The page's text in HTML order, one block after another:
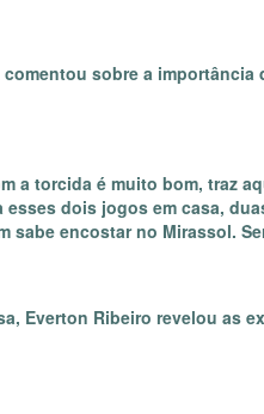
sobre a
a torcida é muito bom, traz
esses dois jogos em casa,
sabe encostar no Mirassol.
Everton Ribeiro revelou as